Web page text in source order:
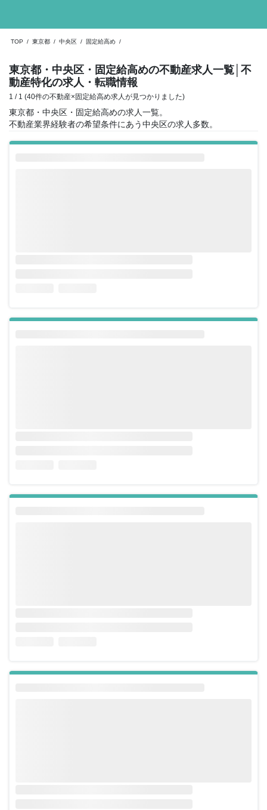
TOP / 東京都 / 中央区 / 固定給高め /
東京都・中央区・固定給高めの不動産求人一覧 │不
動産特化の求人・転職情報
1 / 1 (40件の不動産×固定給高め求人が見つかりました)
東京都・中央区・固定給高めの求人一覧。
不動産業界経験者の希望条件にあう中央区の求人多数。